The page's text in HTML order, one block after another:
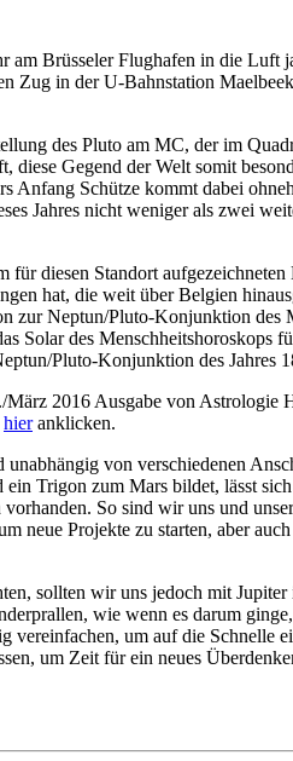
Brüsseler Flughafen in die Luft
in der U-Bahnstation
des Pluto am MC, der im
Gegend der Welt somit
Schütze kommt dabei
Jahres nicht weniger als zwei
diesen Standort
hat, die weit über Belgien
zur Neptun/Pluto-Konjunktion
Solar des Menschheitshoroskops
Pluto-Konjunktion des Jahres
2016 Ausgabe von
hieranklicken.
von verschiedenen
Trigon zum Mars bildet, lässt
So sind wir uns und
neue Projekte zu starten, aber
sollten wir uns jedoch mit
wie wenn es darum
um auf die
um Zeit für ein neues